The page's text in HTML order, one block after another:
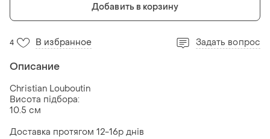
Добавить в корзину
4 В избранное Задать вопрос
Описание
Christian Louboutin
Висота підбора:
10.5 см
Доставка протягом 12-16р днів